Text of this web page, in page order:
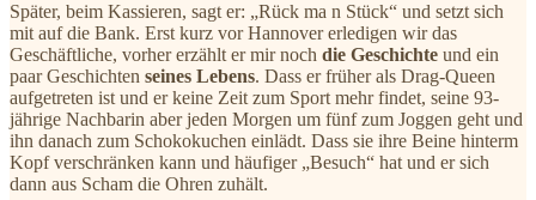
Später, beim Kassieren, sagt er: „Rück ma n Stück“ und setzt sich
mit auf die Bank. Erst kurz vor Hannover erledigen wir das
Geschäftliche, vorher erzählt er mir noch die Geschichte und ein
paar Geschichten seines Lebens. Dass er früher als Drag-Queen
aufgetreten ist und er keine Zeit zum Sport mehr findet, seine 93-
jährige Nachbarin aber jeden Morgen um fünf zum Joggen geht und
ihn danach zum Schokokuchen einlädt. Dass sie ihre Beine hinterm
Kopf verschränken kann und häufiger „Besuch“ hat und er sich
dann aus Scham die Ohren zuhält.